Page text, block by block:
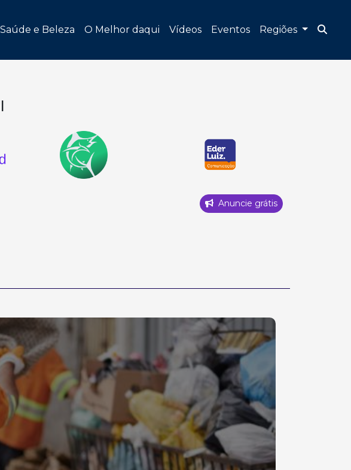
Saúde e Beleza O Melhor daqui Vídeos Eventos Regiões
Anuncie grátis